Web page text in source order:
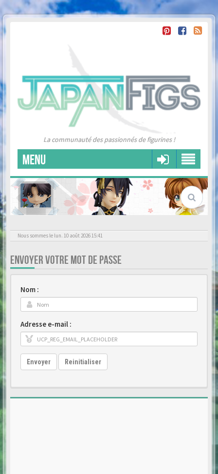
La communauté des passionnés de figurines !
MENU
Nous sommes le lun. 10 août 2026 15:41
ENVOYER VOTRE MOT DE PASSE
Nom :
Adresse e-mail :
Envoyer Reinitialiser